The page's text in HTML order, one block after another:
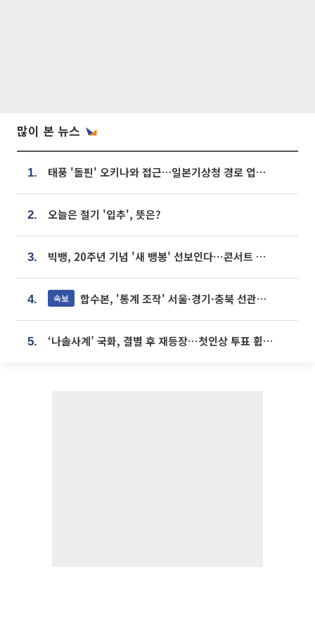
많이 본 뉴스
1. 태풍 '돌핀' 오키나와 접근…일본기상청 경로 업데이트
2. 오늘은 절기 '입추', 뜻은?
3. 빅뱅, 20주년 기념 '새 뱅봉' 선보인다⋯콘서트 앞두고 팝업 개최
4. 속보 합수본, '통계 조작' 서울·경기·충북 선관위 등 추가 압수수색
5. ‘나솔사계’ 국화, 결별 후 재등장⋯첫인상 투표 휩쓸고 ‘인기녀’ 등극